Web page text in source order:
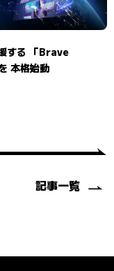
する 「Brave
本格始動
記事一覧